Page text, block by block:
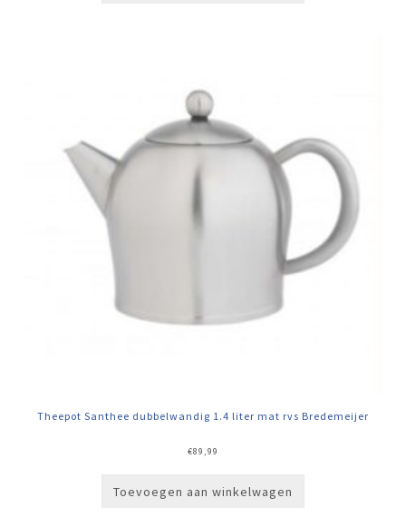
Theepot Santhee dubbelwandig 1.4 liter mat rvs Bredemeijer
€89,99
Toevoegen aan winkelwagen